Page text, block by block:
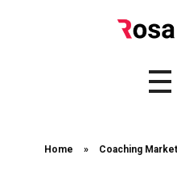
Home » Coaching